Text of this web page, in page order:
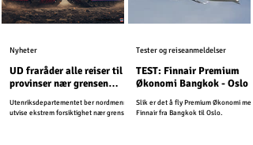
UD fraråder alle reiser til
provinser nær grensen
Thailand
Utenriksdepartementet ber nordmenn
utvise ekstrem forsiktighet nær grensen
Nyheter
TEST: Finnair Premium
Økonomi Bangkok - Oslo
Slik er det å fly Premium Økonomi med
Finnair fra Bangkok til Oslo.
Tester og reiseanmeldelser